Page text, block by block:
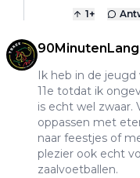
1+
90MinutenLang
Ik heb in de
11e totdat ik
is echt wel zwaar.
oppassen met
naar feestjes of
plezier ook echt
zaalvoetballen.